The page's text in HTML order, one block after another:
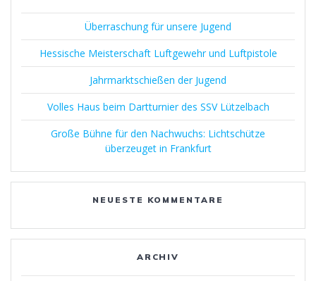
Überraschung für unsere Jugend
Hessische Meisterschaft Luftgewehr und Luftpistole
Jahrmarktschießen der Jugend
Volles Haus beim Dartturnier des SSV Lützelbach
Große Bühne für den Nachwuchs: Lichtschütze
überzeuget in Frankfurt
NEUESTE KOMMENTARE
ARCHIV